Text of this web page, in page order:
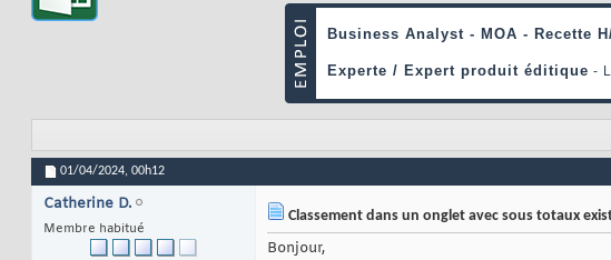
01/04/2024, 00h12
Catherine D.
Membre habitué
Classement dans un onglet avec sous totaux
Bonjour,